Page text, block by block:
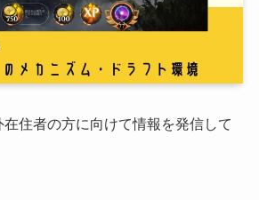
住者の方に向けて情報を発信して